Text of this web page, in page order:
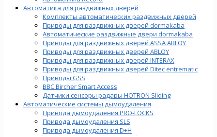
Автоматика для раздвижных дверей
Комплекты автоматических раздвижных дверей
Приводы для раздвижных дверей dormakaba
Автоматические раздвижные двери dormakaba
Приводы для раздвижных дверей ASSA ABLOY
Приводы для раздвижных дверей ABLOY
Приводы для раздвижных дверей INTERAX
Приводы для раздвижных дверей Ditec entrematic
Приводы GSS
BBC Bircher Smart Access
Датчики сенсоры радары HOTRON Sliding
Автоматические системы дымоудаления
Привода дымоудаления PRO-LOCKS
Привода дымоудаления SLS
Привода дымоудаления D+H